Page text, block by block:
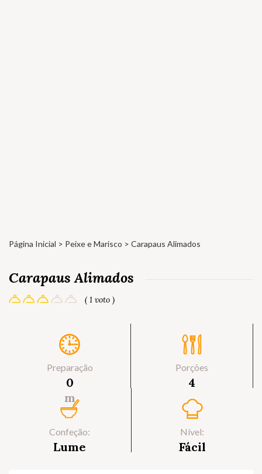
Página Inicial > Peixe e Marisco > Carapaus Alimados
Carapaus Alimados
( 1 voto )
Preparação
0
m
Porções
4
Confeção:
Lume
Nível:
Fácil